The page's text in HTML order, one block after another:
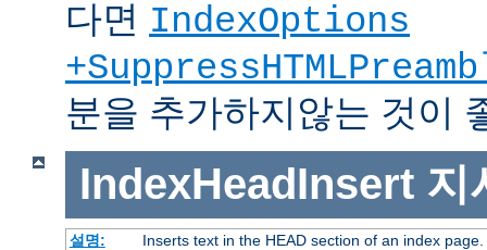
다면 IndexOptions
분을 추가하지않는 것이
IndexHeadInsert 지
설명:
Inserts text in the HEAD section of an index page.